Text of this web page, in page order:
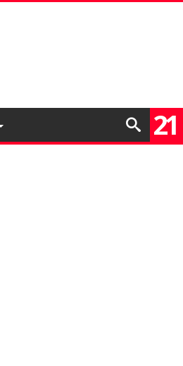
21